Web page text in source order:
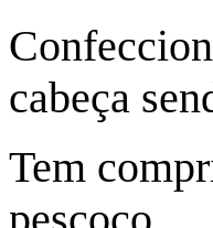
cabeça
Tem